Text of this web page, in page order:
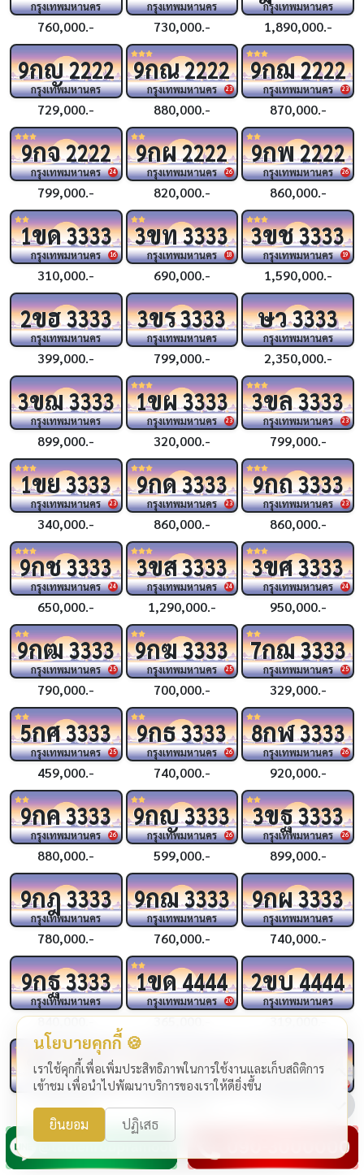
กรุงเทพมหานคร
760,000.-
กรุงเทพมหานคร
730,000.-
กรุงเทพมหานคร
1,890,000.-
9กญ2222
กรุงเทพมหานคร
729,000.-
23
9กณ2222
กรุงเทพมหานคร
880,000.-
23
9กฌ2222
กรุงเทพมหานคร
870,000.-
24
9กจ2222
กรุงเทพมหานคร
799,000.-
26
9กผ2222
กรุงเทพมหานคร
820,000.-
26
9กพ2222
กรุงเทพมหานคร
860,000.-
16
1ขด3333
กรุงเทพมหานคร
310,000.-
18
3ขท3333
กรุงเทพมหานคร
690,000.-
19
3ขช3333
กรุงเทพมหานคร
1,590,000.-
2ขฮ3333
กรุงเทพมหานคร
399,000.-
3ขร3333
กรุงเทพมหานคร
799,000.-
ษว3333
กรุงเทพมหานคร
2,350,000.-
3ขฌ3333
กรุงเทพมหานคร
899,000.-
23
1ขผ3333
กรุงเทพมหานคร
320,000.-
23
3ขล3333
กรุงเทพมหานคร
799,000.-
23
1ขย3333
กรุงเทพมหานคร
340,000.-
23
9กด3333
กรุงเทพมหานคร
860,000.-
23
9กถ3333
กรุงเทพมหานคร
860,000.-
24
9กช3333
กรุงเทพมหานคร
650,000.-
24
3ขส3333
กรุงเทพมหานคร
1,290,000.-
24
3ขศ3333
กรุงเทพมหานคร
950,000.-
25
9กฒ3333
กรุงเทพมหานคร
790,000.-
25
9กฆ3333
กรุงเทพมหานคร
700,000.-
25
7กฌ3333
กรุงเทพมหานคร
329,000.-
25
5กศ3333
กรุงเทพมหานคร
459,000.-
26
9กธ3333
กรุงเทพมหานคร
740,000.-
26
8กฬ3333
กรุงเทพมหานคร
920,000.-
26
9กค3333
กรุงเทพมหานคร
880,000.-
26
9กญ3333
กรุงเทพมหานคร
599,000.-
26
3ขฐ3333
กรุงเทพมหานคร
899,000.-
9กฎ3333
กรุงเทพมหานคร
780,000.-
9กฌ3333
กรุงเทพมหานคร
760,000.-
9กผ3333
กรุงเทพมหานคร
740,000.-
9กฐ3333
กรุงเทพมหานคร
840,000.-
20
1ขด4444
กรุงเทพมหานคร
365,000.-
2ขบ4444
กรุงเทพมหานคร
319,000.-
24
ชจ4444
กรุงเทพมหานคร
1,990,000.-
24
4ขช4444
กรุงเทพมหานคร
1,290,000.-
24
4กฆ4444
25
3 กฉ4444
กรุงเทพมหานคร 25
2กว
กรุงเทพมหานคร
4444
กรุงเทพมหานคร
นโยบายคุกกี้ 🍪
เราใช้คุกกี้เพื่อเพิ่มประสิทธิภาพในการใช้งานและเก็บสถิติการ
เข้าชม เพื่อนำไปพัฒนาบริการของเราให้ดียิ่งขึ้น
ยินยอม ปฏิเสธ